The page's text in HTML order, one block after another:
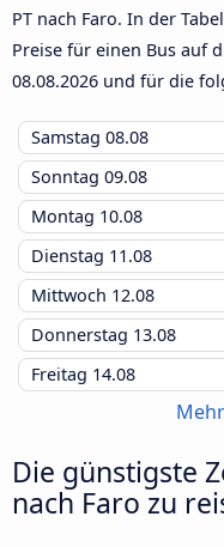
PT nach Faro. In der
Preise für einen Bus auf
08.08.2026 und für die
Samstag 08.08
Sonntag 09.08
Montag 10.08
Dienstag 11.08
Mittwoch 12.08
Donnerstag 13.08
Freitag 14.08
Die günstigste
nach Faro zu